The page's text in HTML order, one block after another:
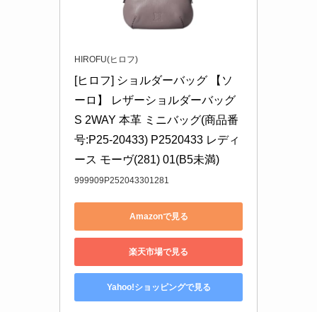
HIROFU(ヒロフ)
[ヒロフ] ショルダーバッグ 【ソ
ーロ】 レザーショルダーバッグ
S 2WAY 本革 ミニバッグ(商品番
号:P25-20433) P2520433 レディ
ース モーヴ(281) 01(B5未満)
999909P252043301281
Amazonで見る
楽天市場で見る
Yahoo!ショッピングで見る